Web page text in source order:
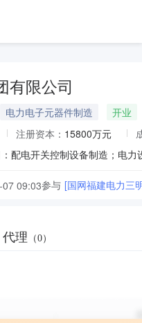
有限公司
电力电子元器件制造
开业
注册资本： 15800万元
09:03参与 [国网福建电力三
代理 （0）